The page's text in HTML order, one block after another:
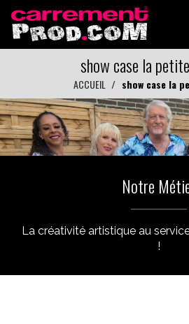
show case la
ACCUEIL show case la
Notre
La créativité artistique au
!